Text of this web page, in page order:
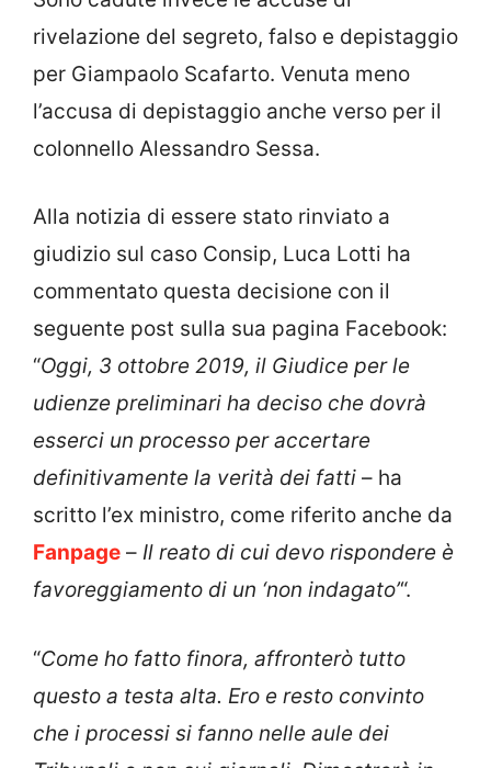
rivelazione del segreto, falso e depistaggio
per Giampaolo Scafarto. Venuta meno
l’accusa di depistaggio anche verso per il
colonnello Alessandro Sessa.
Alla notizia di essere stato rinviato a
giudizio sul caso Consip, Luca Lotti ha
commentato questa decisione con il
seguente post sulla sua pagina Facebook:
“Oggi, 3 ottobre 2019, il Giudice per le
udienze preliminari ha deciso che dovrà
esserci un processo per accertare
definitivamente la verità dei fatti – ha
scritto l’ex ministro, come riferito anche da
Fanpage – Il reato di cui devo rispondere è
favoreggiamento di un ‘non indagato’“.
“Come ho fatto finora, affronterò tutto
questo a testa alta. Ero e resto convinto
che i processi si fanno nelle aule dei